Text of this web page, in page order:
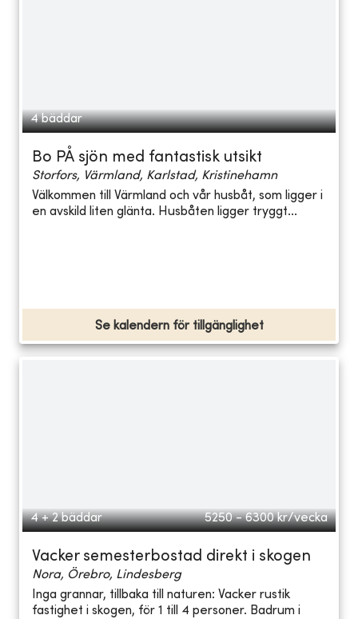
4 bäddar
Bo PÅ sjön med fantastisk utsikt
Storfors, Värmland, Karlstad, Kristinehamn
Välkommen till Värmland och vår husbåt, som ligger i
en avskild liten glänta. Husbåten ligger tryggt...
Se kalendern för tillgänglighet
4 + 2 bäddar 5250 - 6300 kr/vecka
Vacker semesterbostad direkt i skogen
Nora, Örebro, Lindesberg
Inga grannar, tillbaka till naturen: Vacker rustik
fastighet i skogen, för 1 till 4 personer. Badrum i